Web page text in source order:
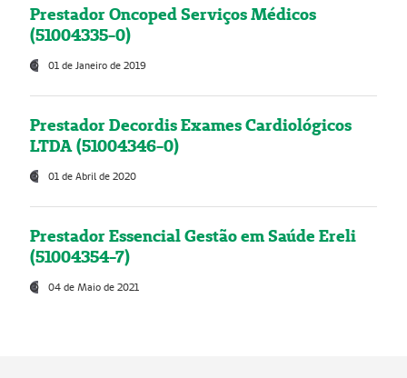
Prestador Oncoped Serviços Médicos
(51004335-0)
01 de Janeiro de 2019
Prestador Decordis Exames Cardiológicos
LTDA (51004346-0)
01 de Abril de 2020
Prestador Essencial Gestão em Saúde Ereli
(51004354-7)
04 de Maio de 2021